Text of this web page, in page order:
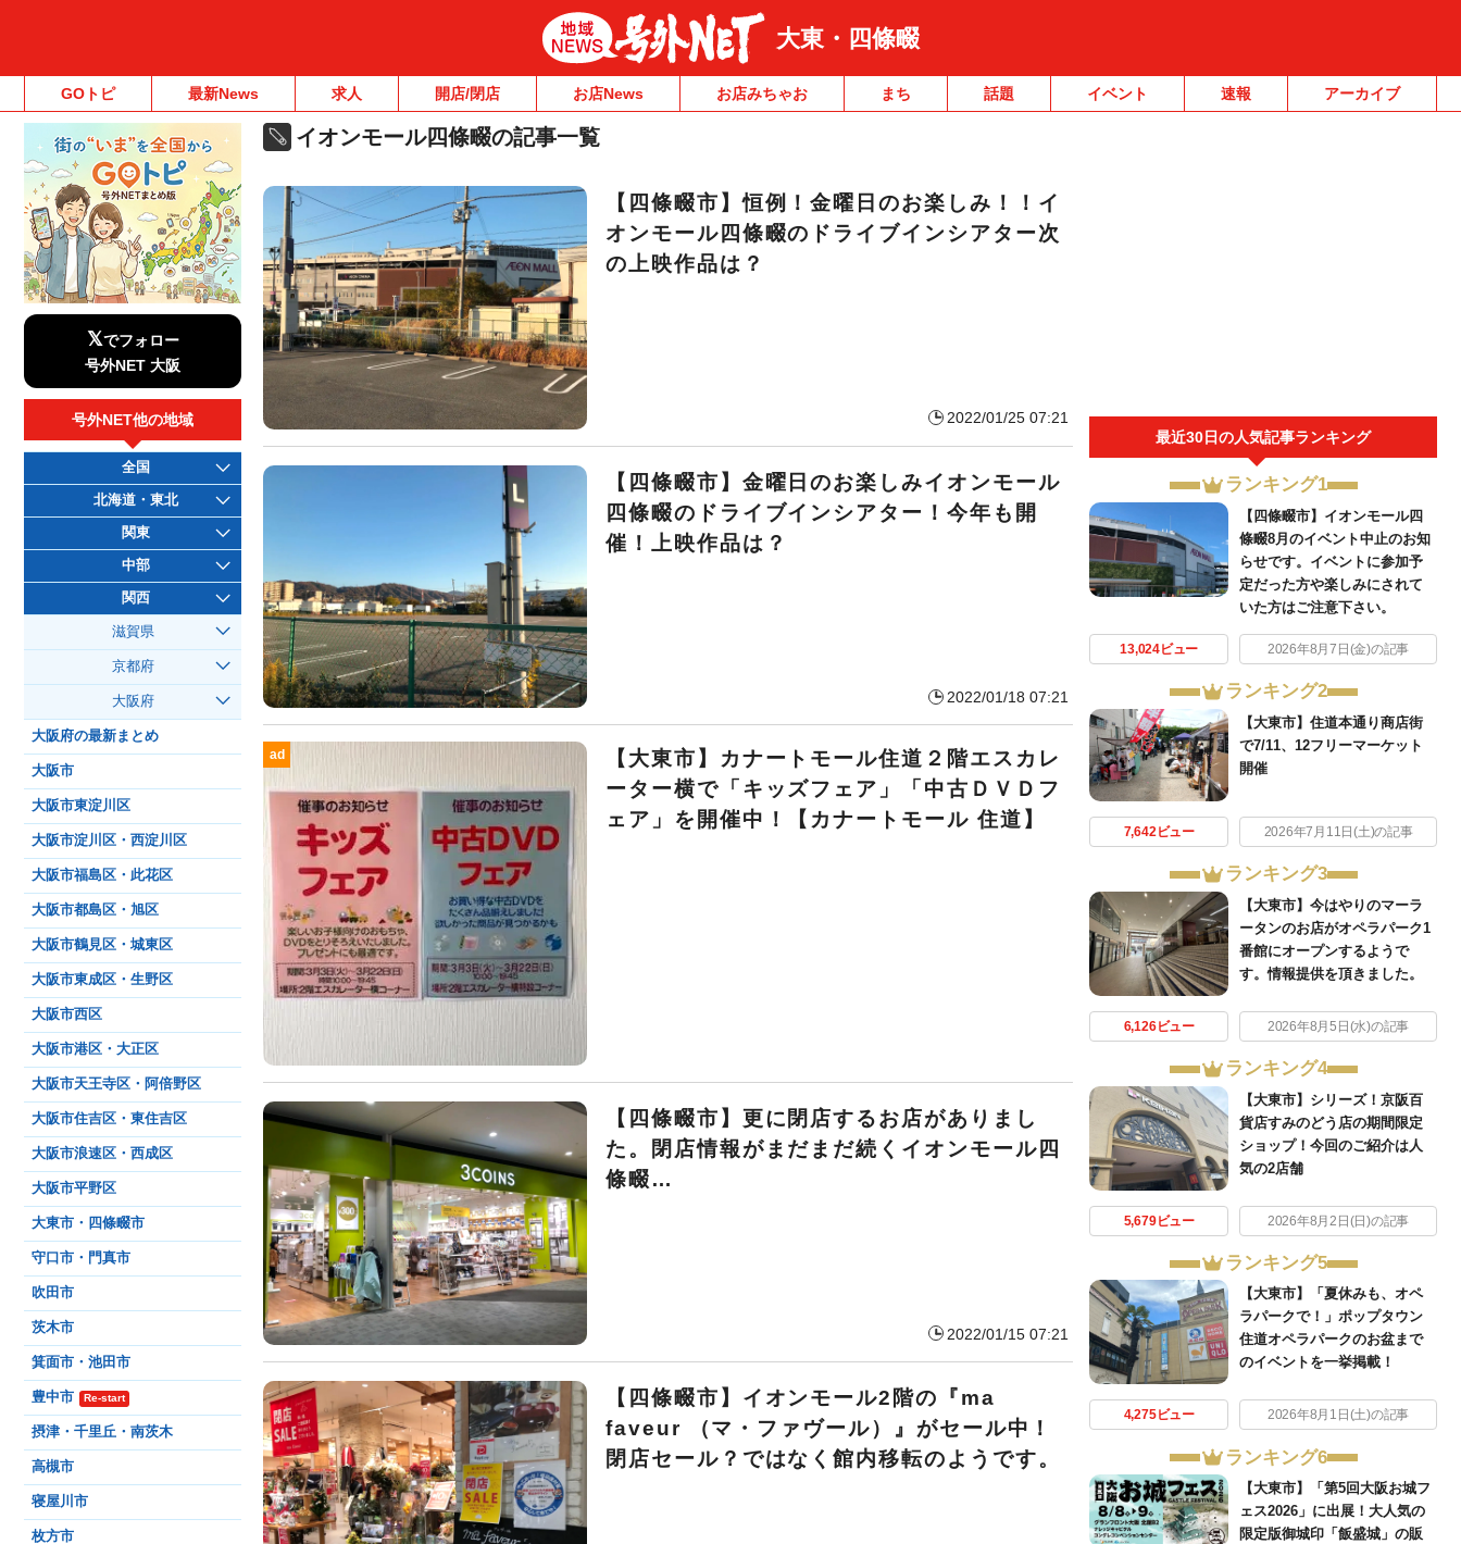
大東・四條畷
GOトピ 最新News 求人 開店/閉店 お店News お店みちゃお まち 話題 イベント 速報 アーカイブ
イオンモール四條畷の記事一覧
【四條畷市】恒例！金曜日のお楽しみ！！イ
オンモール四條畷のドライブインシアター次
の上映作品は？
2022/01/25 07:21
【四條畷市】金曜日のお楽しみイオンモール
四條畷のドライブインシアター！今年も開
催！上映作品は？
2022/01/18 07:21
ad
【大東市】カナートモール住道２階エスカレ
ーター横で「キッズフェア」「中古ＤＶＤフ
ェア」を開催中！【カナートモール 住道】
【四條畷市】更に閉店するお店がありまし
た。閉店情報がまだまだ続くイオンモール四
條畷…
2022/01/15 07:21
【四條畷市】イオンモール2階の『ma
faveur （マ・ファヴール）』がセール中！
閉店セール？ではなく館内移転のようです。
最近30日の人気記事ランキング
ランキング1
【四條畷市】イオンモール四
條畷8月のイベント中止のお知
らせです。イベントに参加予
定だった方や楽しみにされて
いた方はご注意下さい。
13,024ビュー 2026年8月7日(金)の記事
ランキング2
【大東市】住道本通り商店街
で7/11、12フリーマーケット
開催
7,642ビュー 2026年7月11日(土)の記事
ランキング3
【大東市】今はやりのマーラ
ータンのお店がオペラパーク1
番館にオープンするようで
す。情報提供を頂きました。
6,126ビュー 2026年8月5日(水)の記事
ランキング4
【大東市】シリーズ！京阪百
貨店すみのどう店の期間限定
ショップ！今回のご紹介は人
気の2店舗
5,679ビュー 2026年8月2日(日)の記事
ランキング5
【大東市】「夏休みも、オペ
ラパークで！」ポップタウン
住道オペラパークのお盆まで
のイベントを一挙掲載！
4,275ビュー 2026年8月1日(土)の記事
ランキング6
【大東市】「第5回大阪お城フ
ェス2026」に出展！大人気の
限定版御城印「飯盛城」の販
𝕏でフォロー
号外NET 大阪
号外NET他の地域
全国
北海道・東北
関東
中部
関西
滋賀県
京都府
大阪府
大阪府の最新まとめ
大阪市
大阪市東淀川区
大阪市淀川区・西淀川区
大阪市福島区・此花区
大阪市都島区・旭区
大阪市鶴見区・城東区
大阪市東成区・生野区
大阪市西区
大阪市港区・大正区
大阪市天王寺区・阿倍野区
大阪市住吉区・東住吉区
大阪市浪速区・西成区
大阪市平野区
大東市・四條畷市
守口市・門真市
吹田市
茨木市
箕面市・池田市
豊中市 Re-start
摂津・千里丘・南茨木
高槻市
寝屋川市
枚方市